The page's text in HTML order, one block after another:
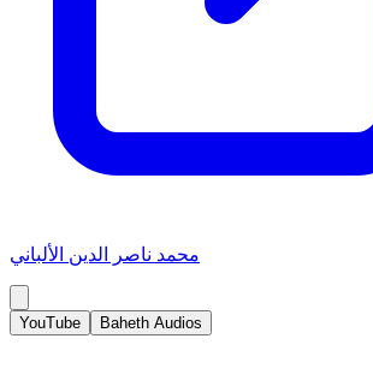
محمد ناصر الدين الألباني
YouTube Baheth Audios